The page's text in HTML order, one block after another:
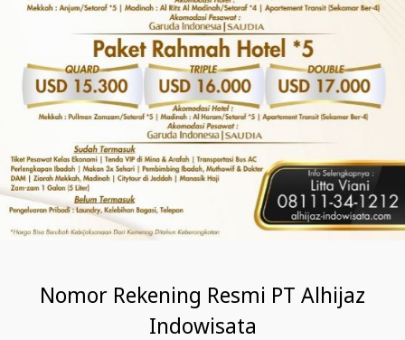
Nomor Rekening Resmi PT Alhijaz
Indowisata